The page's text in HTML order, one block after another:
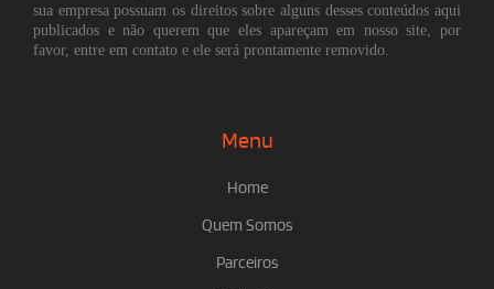
sua empresa possuam os direitos sobre alguns desses conteúdos aqui
publicados e não querem que eles apareçam em nosso site, por
favor, entre em contato e ele será prontamente removido.
Menu
Home
Quem Somos
Parceiros